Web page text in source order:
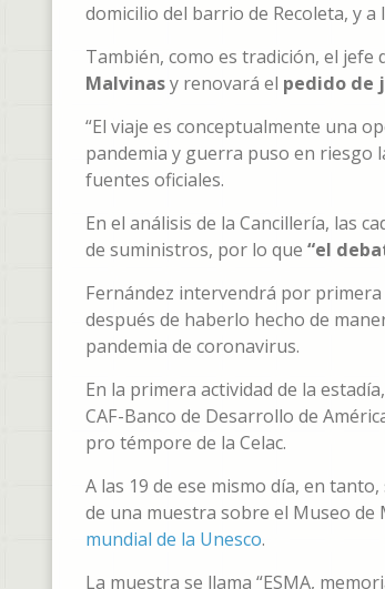
domicilio del barrio de Recoleta, y
También, como es tradición, el jefe
Malvinasy renovará el pedido de
“El viaje es conceptualmente una
pandemia y guerra puso en riesgo
fuentes oficiales.
En el análisis de la Cancillería, las
de suministros, por lo que “el
Fernández intervendrá por primera
después de haberlo hecho de
pandemia de coronavirus.
En la primera actividad de la
CAF-Banco de Desarrollo de
pro témpore de la Celac.
A las 19 de ese mismo día, en
de una muestra sobre el Museo de
mundial de la Unesco.
La muestra se llama “ESMA,